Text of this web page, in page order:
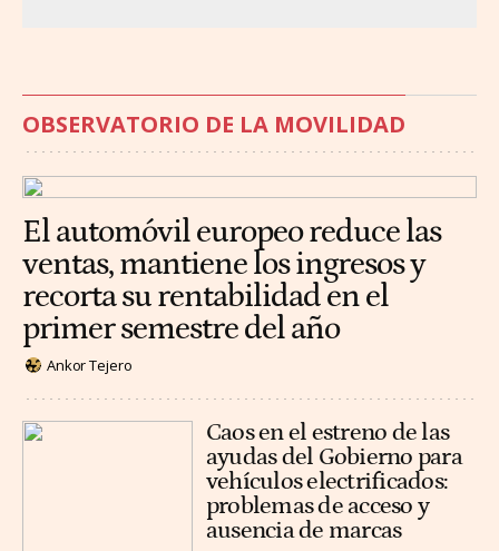
OBSERVATORIO DE LA MOVILIDAD
El automóvil europeo reduce las
ventas, mantiene los ingresos y
recorta su rentabilidad en el
primer semestre del año
Ankor Tejero
Caos en el estreno de las
ayudas del Gobierno para
vehículos electrificados:
problemas de acceso y
ausencia de marcas